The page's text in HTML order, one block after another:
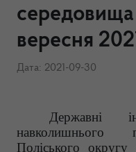
вересня
Дата: 2021-09-30
Державні
навколишнього
Поліського